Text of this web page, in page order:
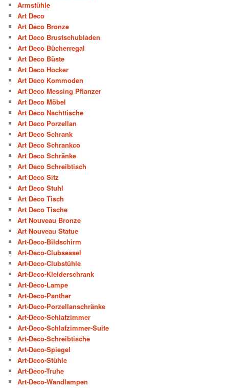
Armstühle
Art Deco
Art Deco Bronze
Art Deco Brustschubladen
Art Deco Bücherregal
Art Deco Büste
Art Deco Hocker
Art Deco Kommoden
Art Deco Messing Pflanzer
Art Deco Möbel
Art Deco Nachttische
Art Deco Porzellan
Art Deco Schrank
Art Deco Schrankco
Art Deco Schränke
Art Deco Schreibtisch
Art Deco Sitz
Art Deco Stuhl
Art Deco Tisch
Art Deco Tische
Art Nouveau Bronze
Art Nouveau Statue
Art-Deco-Bildschirm
Art-Deco-Clubsessel
Art-Deco-Clubstühle
Art-Deco-Kleiderschrank
Art-Deco-Lampe
Art-Deco-Panther
Art-Deco-Porzellanschränke
Art-Deco-Schlafzimmer
Art-Deco-Schlafzimmer-Suite
Art-Deco-Schreibtische
Art-Deco-Spiegel
Art-Deco-Stühle
Art-Deco-Truhe
Art-Deco-Wandlampen